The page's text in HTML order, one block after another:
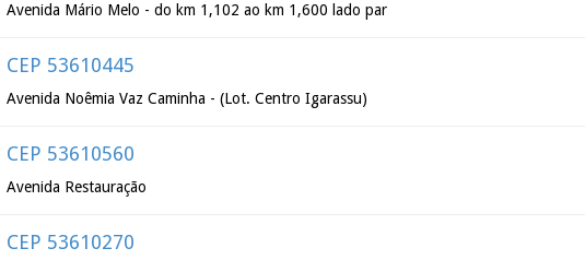
Avenida Mário Melo - do km 1,102 ao km 1,600 lado par
CEP 53610445
Avenida Noêmia Vaz Caminha - (Lot. Centro Igarassu)
CEP 53610560
Avenida Restauração
CEP 53610270